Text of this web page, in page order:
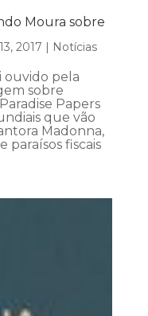
Moura sobre
2017 | Notícias
ouvido pela
sobre
Papers
que vão
Madonna,
paraísos fiscais